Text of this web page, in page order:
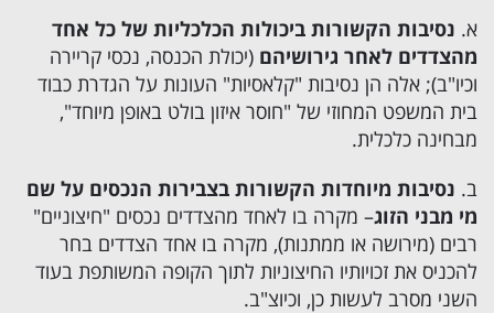
א. נסיבות הקשורות ביכולות הכלכליות של כל אחד
מהצדדים לאחר גירושיהם (יכולת הכנסה, נכסי קריירה
וכיו"ב); אלה הן נסיבות "קלאסיות" העונות על הגדרת כבוד
בית המשפט המחוזי של "חוסר איזון בולט באופן מיוחד",
מבחינה כלכלית.
ב. נסיבות מיוחדות הקשורות בצבירות הנכסים על שם
מי מבני הזוג– מקרה בו לאחד מהצדדים נכסים "חיצוניים"
רבים (מירושה או ממתנות), מקרה בו אחד הצדדים בחר
להכניס את זכויותיו החיצוניות לתוך הקופה המשותפת בעוד
השני מסרב לעשות כן, וכיוצ"ב.